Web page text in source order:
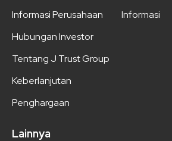
Informasi Perusahaan
Hubungan Investor
Tentang J Trust Group
Keberlanjutan
Penghargaan
Informasi
Lainnya